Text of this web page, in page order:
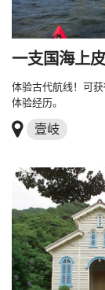
一支国海上
体验古代航线！可
体验经历。
壹岐